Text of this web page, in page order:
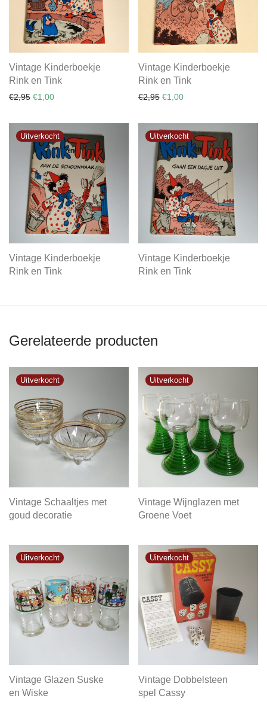
Vintage Kinderboekje
Rink en Tink
€2,95 Oorspronkelijke prijs was: €2,95.
€1,00Huidige prijs is: €1,00.
Vintage Kinderboekje
Rink en Tink
€2,95 Oorspronkelijke prijs was:
€1,00Huidige prijs is: €1,00.
Vintage Kinderboekje
Rink en Tink
Vintage Kinderboekje
Rink en Tink
Gerelateerde producten
Vintage Schaaltjes met
goud decoratie
Vintage Wijnglazen met
Groene Voet
Vintage Glazen Suske
en Wiske
Vintage Dobbelsteen
spel Cassy